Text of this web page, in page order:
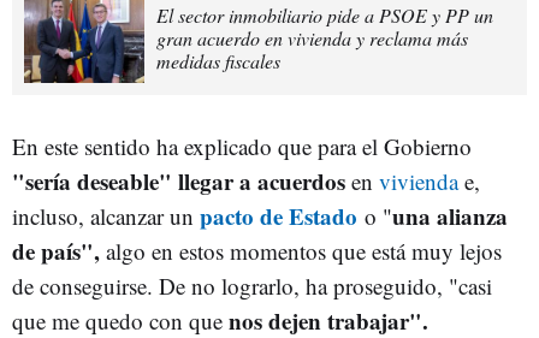
El sector inmobiliario pide a PSOE y PP un
gran acuerdo en vivienda y reclama más
medidas fiscales
En este sentido ha explicado que para el Gobierno
"sería deseable" llegar a acuerdos en viviendae,
incluso, alcanzar un pacto de Estado o "una alianza
de país", algo en estos momentos que está muy lejos
de conseguirse. De no lograrlo, ha proseguido, "casi
que me quedo con que nos dejen trabajar".